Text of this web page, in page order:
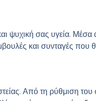
ψυχική σας υγεία.
και συνταγές
Από τη ρύθμιση